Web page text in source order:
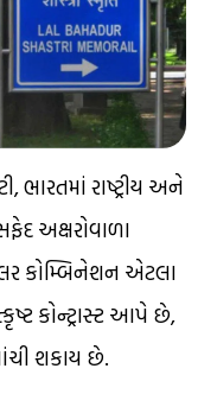
ભારતમાં રાષ્ટ્રીય અને
અક્ષરોવાળા
કોમ્બિનેશન એટલા
કોન્ટ્રાસ્ટ આપે છે,
શકાય છે.